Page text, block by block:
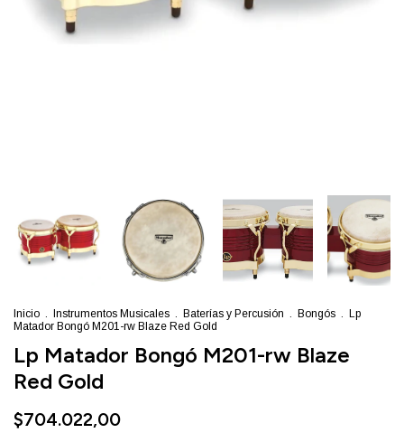
Inicio . Instrumentos Musicales . Baterías y Percusión . Bongós .
Lp
Matador Bongó M201-rw Blaze Red Gold
Lp Matador Bongó M201-rw Blaze
Red Gold
$704.022,00